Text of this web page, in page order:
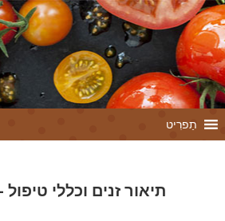
תַפרִיט
Euphorbia Mila - תיאור זנים וכללי טיפול